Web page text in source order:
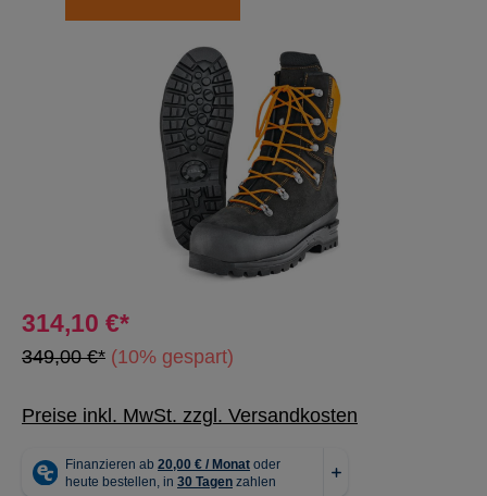
Bildergalerie überspringen
314,10 €*
349,00 €* (10% gespart)
Preise inkl. MwSt. zzgl. Versandkosten